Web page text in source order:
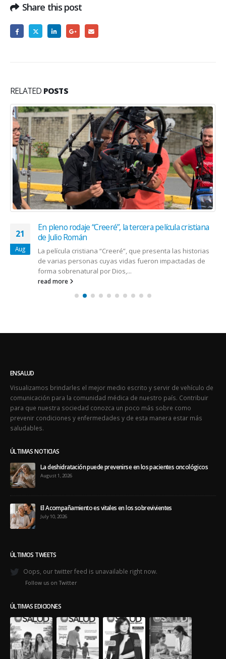
Share this post
RELATED POSTS
21
Aug
En pleno rodaje “Creeré”, la tercera película cristiana
de Julio Román
La película cristiana “Creeré”, que presenta las historias
de varias personas cuyas vidas fueron impactadas de
forma sobrenatural por Dios,...
read more
ENSALUD
Visualizamos brindarles el mejor medio escrito y servir de vehículo de
comunicación para la comunidad médica de nuestro país. Contribuir
para que nuestra sociedad conozca un poco más sobre como
prevenir condiciones y enfermedades y de esta manera estar más
saludables.
ÚLTIMAS NOTICIAS
La deshidratación puede prevenirse en los pacientes oncológicos
August 1, 2026
El Acompañamiento es vitales en los sobrevivientes
July 10, 2026
ÚLTIMOS TWEETS
Oops, our twitter feed is unavailable right now.
Follow us on Twitter
ÚLTIMAS EDICIONES